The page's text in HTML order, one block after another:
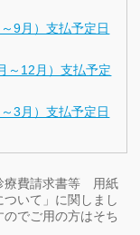
9月）支払予定日
～12月）支払予定
3月）支払予定日
療費請求書等 用紙
いて」に関しまし
でご用の方はそち